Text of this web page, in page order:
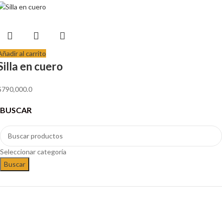
BUSCAR
Seleccionar categoría
Buscar
al carrito
en cuero
790,000.0